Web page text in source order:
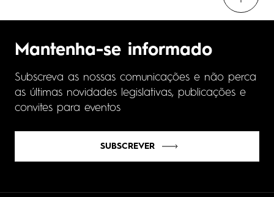
Mantenha-se informado
Subscreva as nossas comunicações e não perca
as últimas novidades legislativas, publicações e
convites para eventos
SUBSCREVER